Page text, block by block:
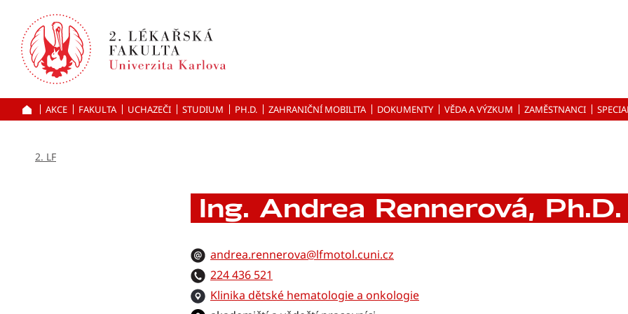
k hlavnímu
obsahu
ÚVOD
AKCE FAKULTA UCHAZEČI STUDIUM PH.D. ZAHRANIČNÍ MOBILITA DOKUMENTY VĚDA A VÝZKUM ZAMĚSTNANCI
2. LF
Ing. Andrea Rennerová, Ph.D.
andrea.rennerova@lfmotol.cuni.cz
224 436 521
Klinika dětské hematologie a onkologie